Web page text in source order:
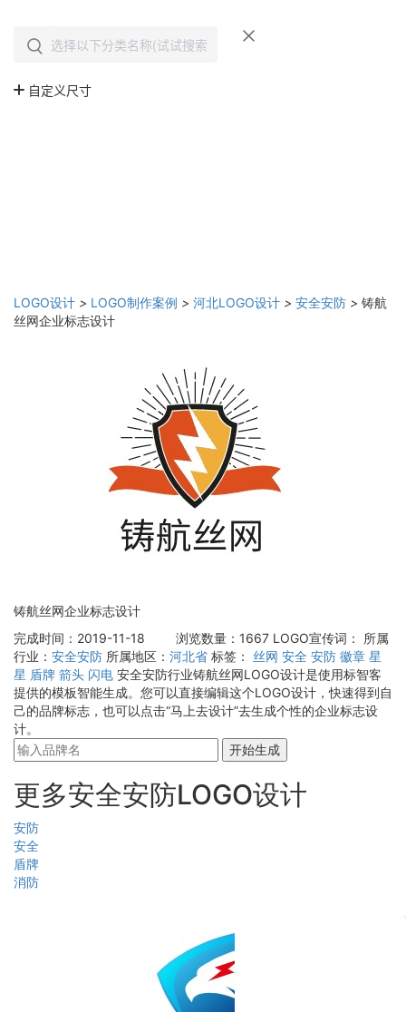
LOGO设计 > LOGO制作案例 > 河北LOGO设计 > 安全安防 > 铸航
丝网企业标志设计
铸航丝网企业标志设计
完成时间：2019-11-18
浏览数量：1667 LOGO宣传词：
所属
行业： 安全安防 所属地区： 河北省 标签： 丝网 安全 安防 徽章 星
星 盾牌 箭头 闪电 安全安防行业铸航丝网LOGO设计是使用标智客
提供的模板智能生成。您可以直接编辑这个LOGO设计，快速得到自
己的品牌标志，也可以点击“马上去设计”去生成个性的企业标志设
计。
开始生成
更多安全安防LOGO设计
安防
安全
盾牌
消防